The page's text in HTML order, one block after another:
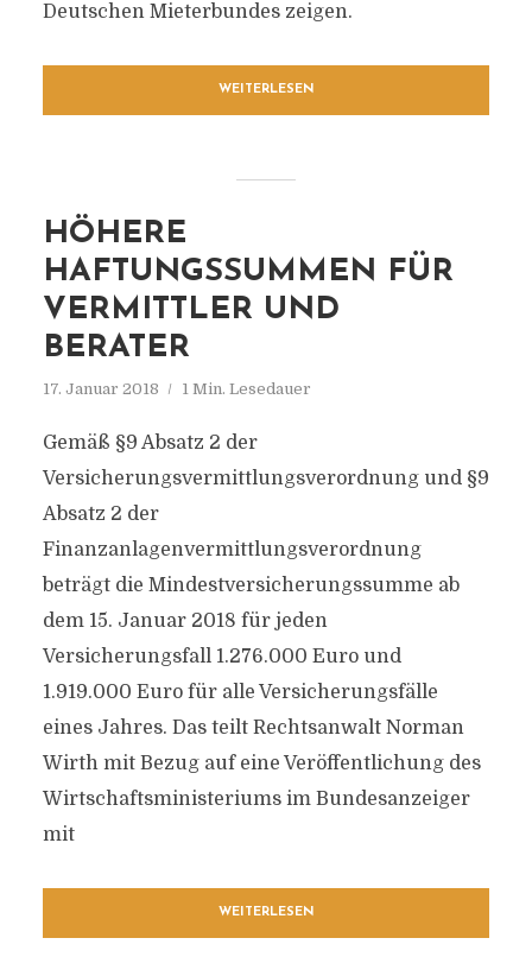
Deutschen Mieterbundes zeigen.
WEITERLESEN
HÖHERE
HAFTUNGSSUMMEN FÜR
VERMITTLER UND
BERATER
17. Januar 2018 1 Min. Lesedauer
Gemäß §9 Absatz 2 der
Versicherungsvermittlungsverordnung und §9
Absatz 2 der
Finanzanlagenvermittlungsverordnung
beträgt die Mindestversicherungssumme ab
dem 15. Januar 2018 für jeden
Versicherungsfall 1.276.000 Euro und
1.919.000 Euro für alle Versicherungsfälle
eines Jahres. Das teilt Rechtsanwalt Norman
Wirth mit Bezug auf eine Veröffentlichung des
Wirtschaftsministeriums im Bundesanzeiger
mit
WEITERLESEN